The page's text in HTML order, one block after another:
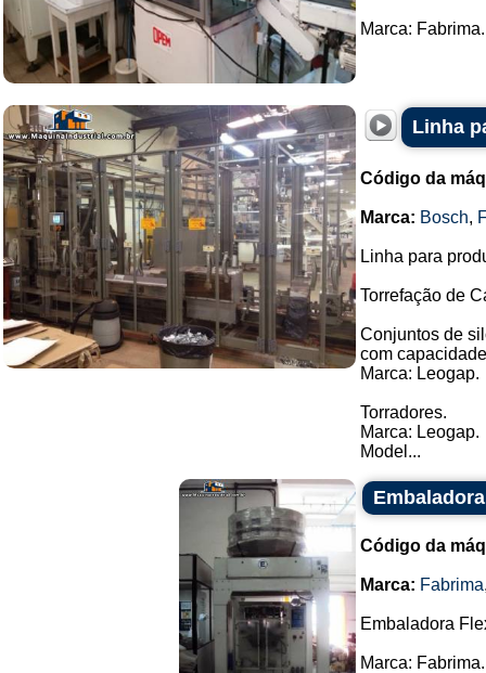
Marca:
Linha
Código da
Marca: Bosch,
Linha para
Torrefação de
Conjuntos de
com
Marca: Leogap.
Torradores.
Marca: Leogap.
Model...
Código da
Marca: Fabrima
Embaladora
Marca: Fabrima.